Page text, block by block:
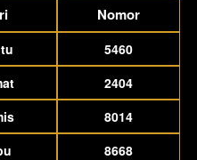
Nomor
5460
2404
8014
8668